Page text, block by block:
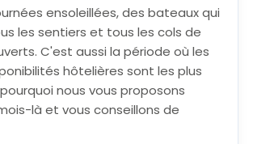
ensoleillées, des bateaux qui
les sentiers et tous les cols de
C'est aussi la période où les
hôtelières sont les plus
nous vous proposons
là et vous conseillons de